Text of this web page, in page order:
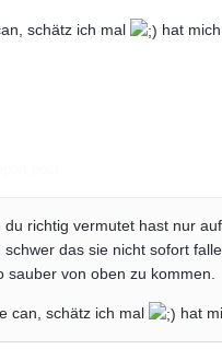
schätz ich mal hat
richtig vermutet hast nur
das sie nicht sofort
sauber von oben zu kommen.
can, schätz ich mal hat